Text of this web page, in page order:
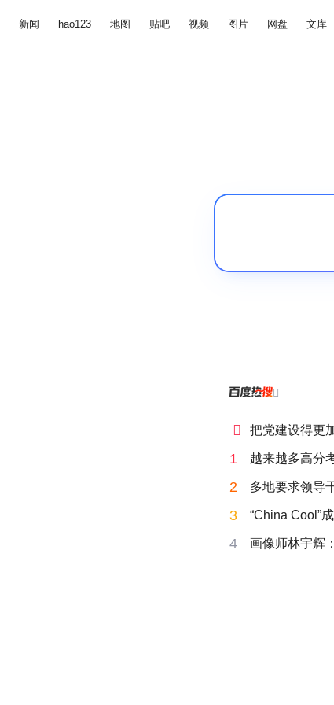
新闻 hao123 地图 贴吧 视频 图片 网盘 文库

 把党建设得更
1 越来越多高分
2 多地要求领导
3 “China Cool”
4 画像师林宇辉：